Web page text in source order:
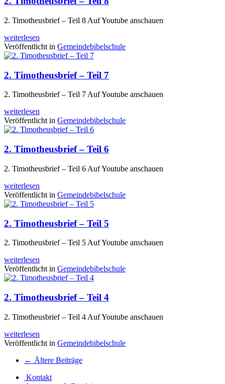
2. Timotheusbrief – Teil 8 Auf Youtube anschauen
weiterlesen
Veröffentlicht in Gemeindebibelschule
2. Timotheusbrief – Teil 7
2. Timotheusbrief – Teil 7 Auf Youtube anschauen
weiterlesen
Veröffentlicht in Gemeindebibelschule
2. Timotheusbrief – Teil 6
2. Timotheusbrief – Teil 6 Auf Youtube anschauen
weiterlesen
Veröffentlicht in Gemeindebibelschule
2. Timotheusbrief – Teil 5
2. Timotheusbrief – Teil 5 Auf Youtube anschauen
weiterlesen
Veröffentlicht in Gemeindebibelschule
2. Timotheusbrief – Teil 4
2. Timotheusbrief – Teil 4 Auf Youtube anschauen
weiterlesen
Veröffentlicht in Gemeindebibelschule
Beitrags
Navigation
← Ältere Beiträge
Kontakt